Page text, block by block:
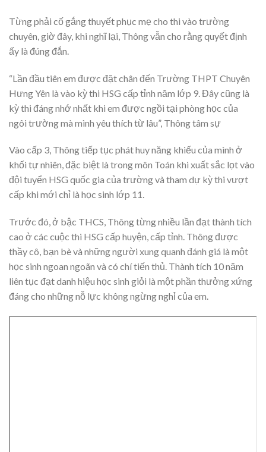
Từng phải cố gắng thuyết phục mẹ cho thi vào trường
chuyên, giờ đây, khi nghĩ lại, Thông vẫn cho rằng quyết định
ấy là đúng đắn.
“Lần đầu tiên em được đặt chân đến Trường THPT Chuyên
Hưng Yên là vào kỳ thi HSG cấp tỉnh năm lớp 9. Đây cũng là
kỳ thi đáng nhớ nhất khi em được ngồi tại phòng học của
ngôi trường mà mình yêu thích từ lâu”, Thông tâm sự
Vào cấp 3, Thông tiếp tục phát huy năng khiếu của mình ở
khối tự nhiên, đặc biệt là trong môn Toán khi xuất sắc lọt vào
đội tuyển HSG quốc gia của trường và tham dự kỳ thi vượt
cấp khi mới chỉ là học sinh lớp 11.
Trước đó, ở bậc THCS, Thông từng nhiều lần đạt thành tích
cao ở các cuộc thi HSG cấp huyện, cấp tỉnh. Thông được
thầy cô, bạn bè và những người xung quanh đánh giá là một
học sinh ngoan ngoãn và có chí tiến thủ. Thành tích 10 năm
liên tục đạt danh hiệu học sinh giỏi là một phần thưởng xứng
đáng cho những nỗ lực không ngừng nghỉ của em.